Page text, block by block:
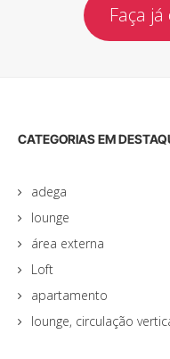
Faça
CATEGORIAS EM
adega
lounge
área externa
Loft
apartamento
lounge, circulação